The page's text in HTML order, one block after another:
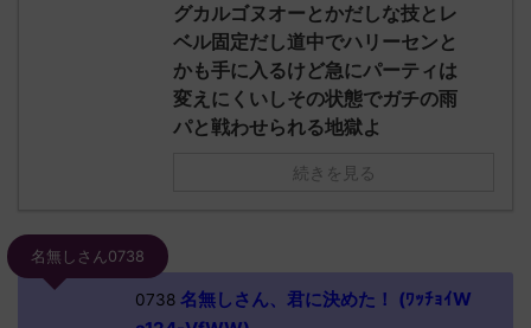
グカルゴヌオーとかだしな技とレ
ベル固定だし道中でハリーセンと
かも手に入るけど急にパーティは
変えにくいしその状態でガチの雨
パと戦わせられる地獄よ
続きを見る
名無しさん0738
0738名無しさん、君に決めた！ (ﾜｯﾁｮｲW